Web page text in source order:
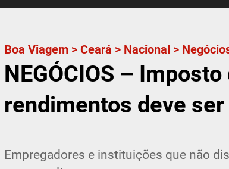
Boa Viagem >Ceará > Nacional >
NEGÓCIOS –
rendimentos deve
Empregadores e instituições que não